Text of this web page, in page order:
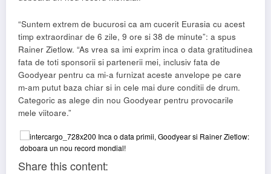
“Suntem extrem de bucurosi ca am cucerit Eurasia cu acest
timp extraordinar de 6 zile, 9 ore si 38 de minute”: a spus
Rainer Zietlow. “As vrea sa imi exprim inca o data gratitudinea
fata de toti sponsorii si partenerii mei, inclusiv fata de
Goodyear pentru ca mi-a furnizat aceste anvelope pe care
m-am putut baza chiar si in cele mai dure conditii de drum.
Categoric as alege din nou Goodyear pentru provocarile
mele viitoare.”
Share this content: